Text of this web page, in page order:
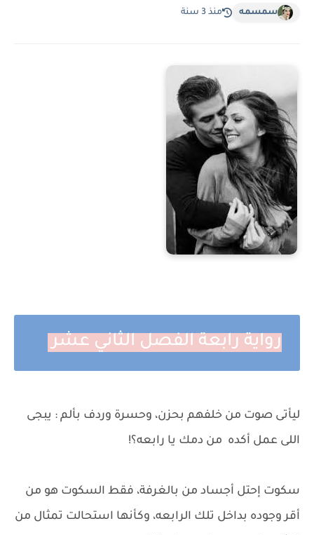
سمسمه منذ 3 سنة
رواية رابعة الفصل الثاني عشر
ليأتى صوت من خلفهم بحزن، وحسرة وردف بألم : يبجى
اللى عمل أكده من دمك يا رابعه؟!
سكوت إحتل أجساد من بالغرفة، فقط السكوت هو من
أقر وجوده بداخل تلك الرابعه، وكأنها استحالت تمثال من